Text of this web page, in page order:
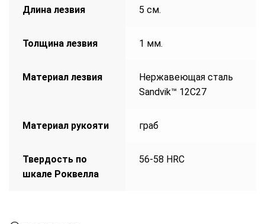
Длина лезвия 5 см.
Толщина лезвия 1 мм.
Материал лезвия
Нержавеющая сталь
Sandvik™ 12С27
Материал рукояти граб
Твердость по
шкале Роквелла
56-58 HRC